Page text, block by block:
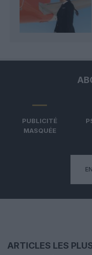
PUBLICITÉ
MASQUÉE
ARTICLES LES